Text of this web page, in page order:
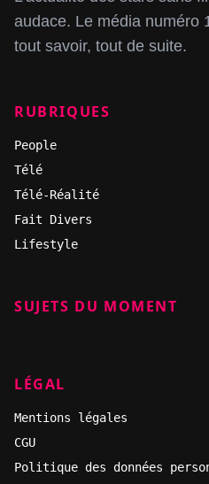
audace. Le média numéro
tout savoir, tout de suite.
RUBRIQUES
People
Télé
Télé-Réalité
Fait Divers
Lifestyle
SUJETS DU MOMENT
LÉGAL
Mentions légales
CGU
Politique des données